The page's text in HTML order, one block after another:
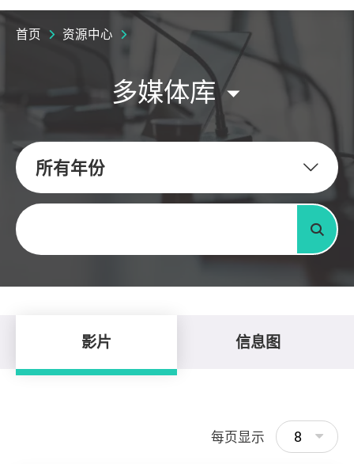
首页 资源中心
多媒体库
所有年份
关键字
搜寻
影片 信息图
每页显示 8